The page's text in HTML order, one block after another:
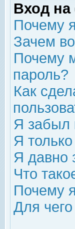
Вход на
Почему
Зачем
Почему
пароль?
Как
Я забыл
Я
Я давно
Что
Почему
Для